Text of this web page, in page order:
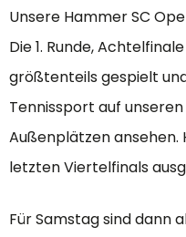
Unsere Hammer SC
Die 1. Runde,
größtenteils gespielt
Tennissport auf
Außenplätzen ansehen.
letzten Viertelfinals
Für Samstag sind dann